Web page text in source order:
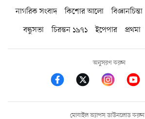
নাগরিক সংবাদ কিশোর আলো বিজ্ঞানচিন্তা
বন্ধুসভা
চিরন্তন ১৯৭১ ইপেপার প্রথমা
অনুসরণ করুন
মোবাইল অ্যাপস ডাউনলোড করুন